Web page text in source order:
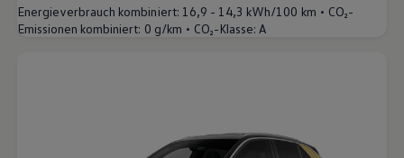
Energieverbrauch kombiniert: 16,9 - 14,3 kWh/100 km • CO₂-
Emissionen kombiniert: 0 g/km • CO₂-Klasse: A